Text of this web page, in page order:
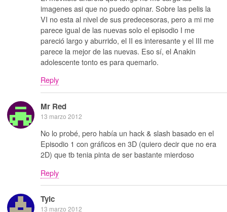
imagenes asi que no puedo opinar. Sobre las pelis la
VI no esta al nivel de sus predecesoras, pero a mi me
parece igual de las nuevas solo el episodio I me
pareció largo y aburrido, el II es interesante y el III me
parece la mejor de las nuevas. Eso sí, el Anakin
adolescente tonto es para quemarlo.
Reply
Mr Red
13 marzo 2012
No lo probé, pero había un hack & slash basado en el
Episodio 1 con gráficos en 3D (quiero decir que no era
2D) que tb tenia pinta de ser bastante mierdoso
Reply
Tylc
13 marzo 2012